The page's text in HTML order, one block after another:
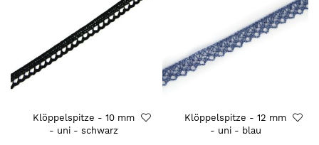
Klöppelspitze - 10 mm
- uni - schwarz
Klöppelspitze - 12 mm
- uni - blau